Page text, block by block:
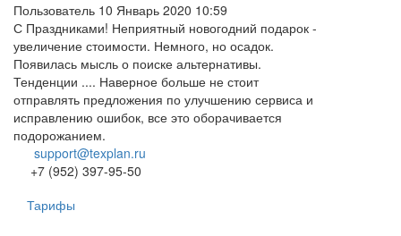
Пользователь 10 Январь 2020 10:59
С Праздниками! Неприятный новогодний подарок -
увеличение стоимости. Немного, но осадок.
Появилась мысль о поиске альтернативы.
Тенденции .... Наверное больше не стоит
отправлять предложения по улучшению сервиса и
исправлению ошибок, все это оборачивается
подорожанием.
support@texplan.ru
+7 (952) 397-95-50
Тарифы